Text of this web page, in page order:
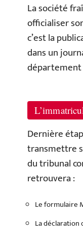
La société
officialiser
c’est la
dans un
Dernière
transmettre
du tribunal
retrouvera :
Le formulaire
La